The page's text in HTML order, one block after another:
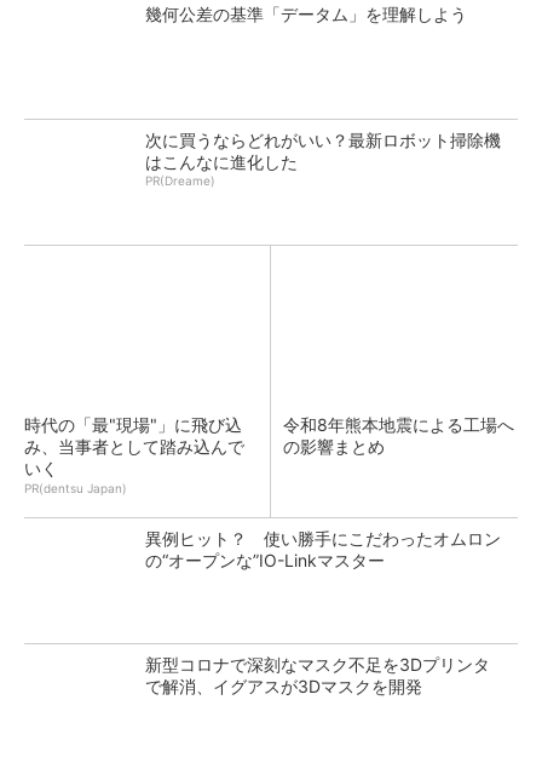
幾何公差の基準「データム」を理解しよう
次に買うならどれがいい？最新ロボット掃除機
はこんなに進化した
PR(Dreame)
時代の「最"現場"」に飛び込
み、当事者として踏み込んで
いく
PR(dentsu Japan)
令和8年熊本地震による工場へ
の影響まとめ
異例ヒット？ 使い勝手にこだわったオムロン
の“オープンな”IO-Linkマスター
新型コロナで深刻なマスク不足を3Dプリンタ
で解消、イグアスが3Dマスクを開発